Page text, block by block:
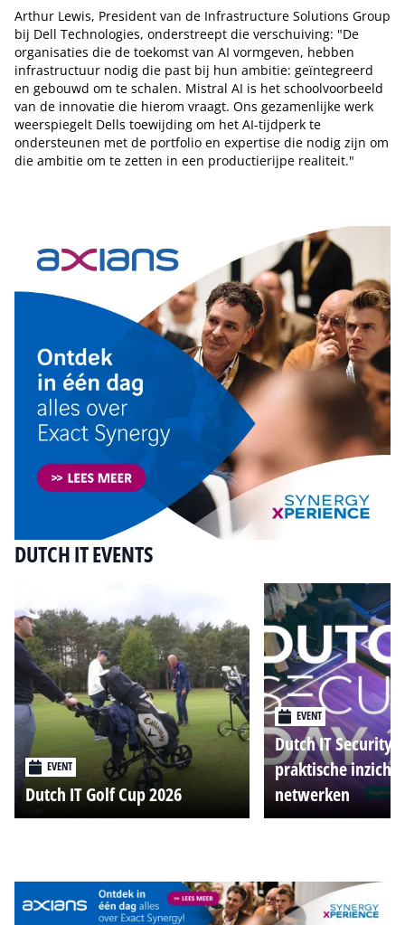
Arthur Lewis, President van de Infrastructure Solutions Group
bij Dell Technologies, onderstreept die verschuiving: "De
organisaties die de toekomst van AI vormgeven, hebben
infrastructuur nodig die past bij hun ambitie: geïntegreerd
en gebouwd om te schalen. Mistral AI is het schoolvoorbeeld
van de innovatie die hierom vraagt. Ons gezamenlijke werk
weerspiegelt Dells toewijding om het AI-tijdperk te
ondersteunen met de portfolio en expertise die nodig zijn om
die ambitie om te zetten in een productierijpe realiteit."
DUTCH IT EVENTS
EVENT
Dutch IT Golf Cup 2026
EVENT
Dutch IT Security
praktische
netwerken